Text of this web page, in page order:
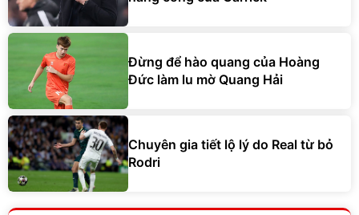
Đừng để hào quang của Hoàng
Đức làm lu mờ Quang Hải
Chuyên gia tiết lộ lý do Real từ bỏ
Rodri